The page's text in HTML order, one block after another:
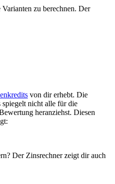
zu berechnen. Der
von dir erhebt. Die
nicht alle für die
heranziehst. Diesen
Der Zinsrechner zeigt dir auch